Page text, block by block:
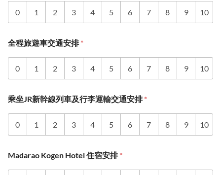
0 1 2 3 4 5 6 7 8 9 10
全程旅遊車交通安排*
0 1 2 3 4 5 6 7 8 9 10
乘坐JR新幹線列車及行李運輸交通安排*
0 1 2 3 4 5 6 7 8 9 10
Madarao Kogen Hotel 住宿安排*